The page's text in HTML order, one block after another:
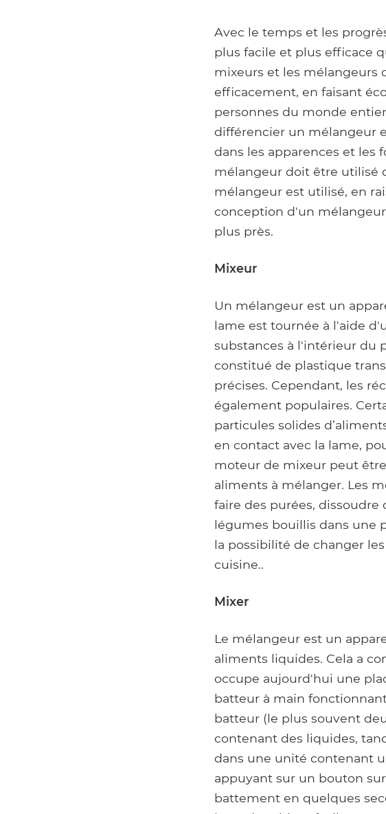
Avec le temps et les
plus facile et plus efficace
mixeurs et les mélangeurs
efficacement, en faisant
personnes du monde
différencier un mélangeur
dans les apparences et les
mélangeur doit être utilisé
mélangeur est utilisé, en
conception d'un
plus près.
Mixeur
Un mélangeur est un
lame est tournée à l'aide
substances à l'intérieur du
constitué de plastique
précises. Cependant, les
également populaires.
particules solides
en contact avec la lame,
moteur de mixeur peut
aliments à mélanger. Les
faire des purées,
légumes bouillis dans une
la possibilité de changer
cuisine..
Mixer
Le mélangeur est un
aliments liquides. Cela a
occupe aujourd'hui une
batteur à main
batteur (le plus souvent
contenant des liquides,
dans une unité contenant
appuyant sur un bouton
battement en quelques